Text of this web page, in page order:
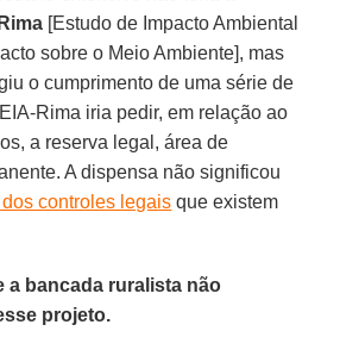
[Estudo de Impacto Ambiental
sobre o Meio Ambiente], mas
o cumprimento de uma série de
Rima iria pedir, em relação ao
a reserva legal, área de
A dispensa não significou
controles legais que existem
a bancada ruralista não
projeto.